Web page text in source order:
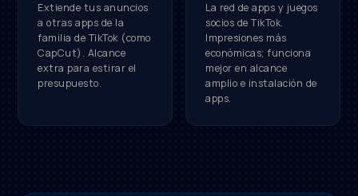
Extiende tus anuncios
a otras apps de la
familia de TikTok (como
CapCut). Alcance
extra para estirar el
presupuesto.
La red de apps y juegos
socios de TikTok.
Impresiones más
económicas; funciona
mejor en alcance
amplio e instalación de
apps.